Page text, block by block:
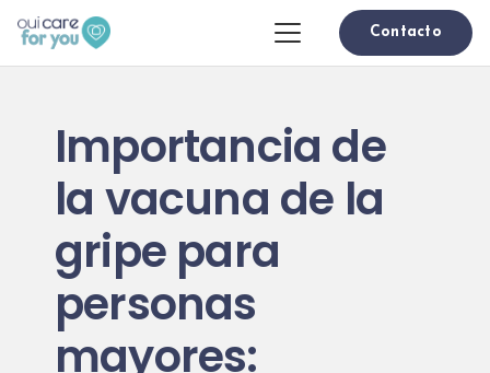
Contacto
Importancia de
la vacuna de la
gripe para
personas
mayores: